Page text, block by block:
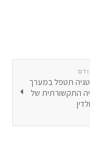
תטפל במערך
התקשורתית של